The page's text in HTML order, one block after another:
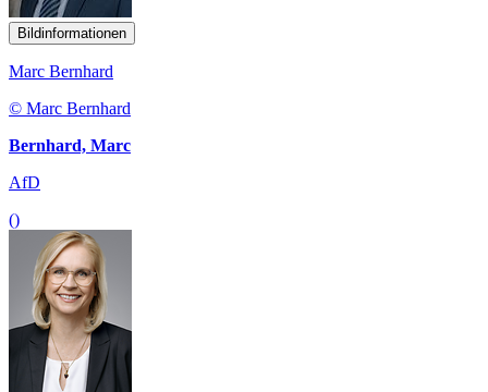
Bildinformationen
Marc Bernhard
© Marc Bernhard
Bernhard, Marc
AfD
()